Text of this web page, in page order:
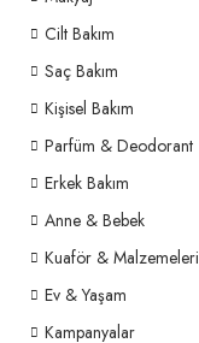
Cilt Bakım
Saç Bakım
Kişisel Bakım
Parfüm & Deodorant
Erkek Bakım
Anne & Bebek
Kuaför & Malzemeleri
Ev & Yaşam
Kampanyalar